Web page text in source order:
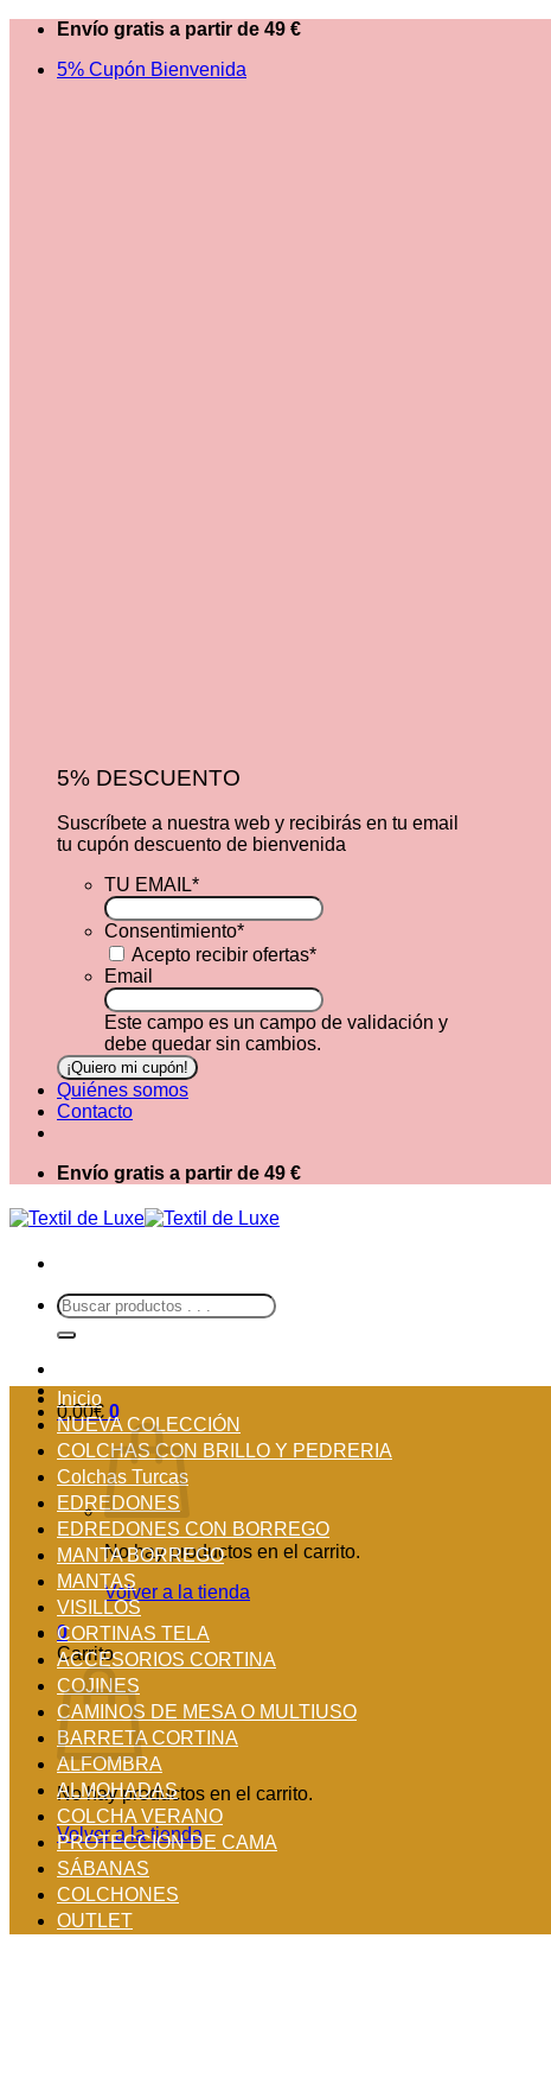
Saltar
contenido
Envío gratis a partir de 49 €
5% Cupón Bienvenida
5% DESCUENTO
Suscríbete a nuestra web y recibirás en tu email
tu cupón descuento de bienvenida
TU EMAIL*
Consentimiento*
Acepto recibir ofertas*
Email
Este campo es un campo de validación y
debe quedar sin cambios.
Quiénes somos
Contacto
Envío gratis a partir de 49 €
Buscar
por:
0,00€ 0
No hay productos en el carrito.
Volver a la tienda
0
Carrito
No hay productos en el carrito.
Volver a la tienda
Inicio
NUEVA COLECCIÓN
COLCHAS CON BRILLO Y PEDRERIA
Colchas Turcas
EDREDONES
EDREDONES CON BORREGO
MANTA BORREGO
MANTAS
VISILLOS
CORTINAS TELA
ACCESORIOS CORTINA
COJINES
CAMINOS DE MESA O MULTIUSO
BARRETA CORTINA
ALFOMBRA
ALMOHADAS
COLCHA VERANO
PROTECCION DE CAMA
SÁBANAS
COLCHONES
OUTLET